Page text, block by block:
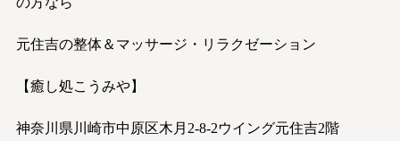
元住吉の整体＆マッサージ・リラクゼーション
【癒し処こうみや】
神奈川県川崎市中原区木月2-8-2ウイング元住吉2階